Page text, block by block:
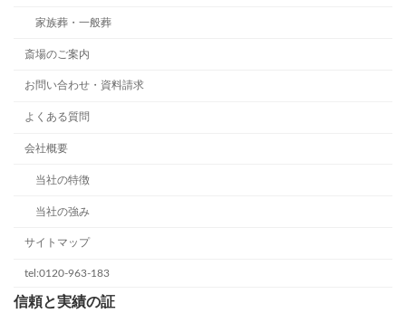
家族葬・一般葬
斎場のご案内
お問い合わせ・資料請求
よくある質問
会社概要
当社の特徴
当社の強み
サイトマップ
tel:0120-963-183
信頼と実績の証